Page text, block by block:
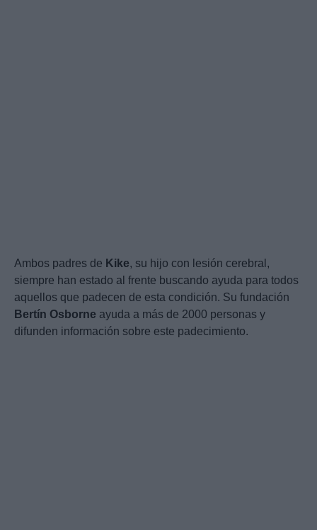
Ambos padres de Kike, su hijo con lesión cerebral,
siempre han estado al frente buscando ayuda para todos
aquellos que padecen de esta condición. Su fundación
Bertín Osborne ayuda a más de 2000 personas y
difunden información sobre este padecimiento.